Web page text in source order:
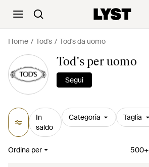
Home Tod's Tod's da uomo
Tod's per uomo
Segui
In
saldo
Categoria Taglia
Ordina per 500+